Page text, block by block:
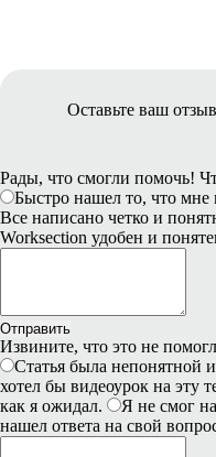
Оставьте ваш отзыв
Рады, что смогли помочь!
Быстро нашел то, что мне
Все написано четко и
Worksection удобен и
Отправить
Извините, что это не
Статья была непонятной
хотел бы видеоурок на эту
как я ожидал.
Я не смог
нашел ответа на свой